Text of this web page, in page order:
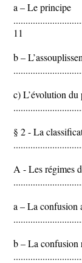
a – Le principe
11
b –
c) L’évolution du
§ 2 - La
A - Les régimes
a – La confusion
b – La confusion